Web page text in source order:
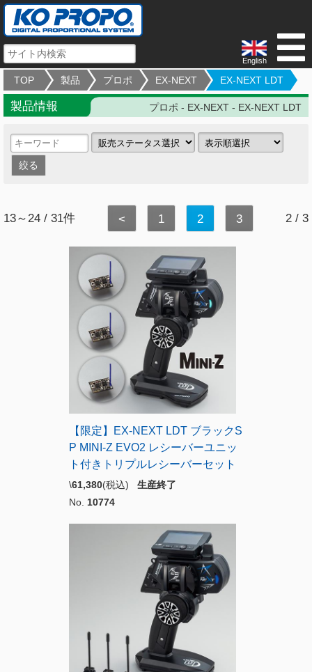
English
TOP 製品 プロポ EX-NEXT EX-NEXT LDT
製品情報 プロポ - EX-NEXT - EX-NEXT LDT
13～24 / 31件 < 1 2 3 2 / 3
【限定】EX-NEXT LDT ブラックS
P MINI-Z EVO2 レシーバーユニッ
ト付きトリプルレシーバーセット
\61,380(税込) 生産終了
No. 10774